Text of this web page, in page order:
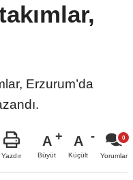
Erzurum’da
Yazdır
A
Büyüt
A
Küçült Yorumlar